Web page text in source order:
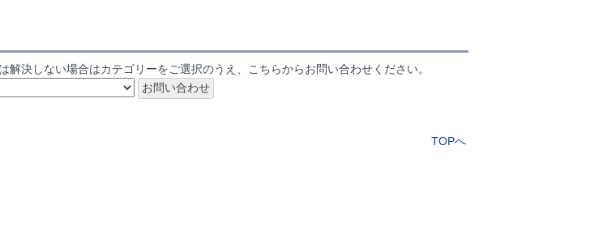
解決しない場合はカテゴリーをご選択のうえ、こちらからお問い合わせください。
TOPへ